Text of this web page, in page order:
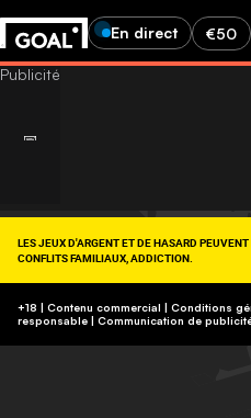
En direct €50
LES JEUX D'ARGENT ET DE HASARD
CONFLITS FAMILIAUX, ADDICTION.
https://www.joueurs-info-service.fr/
+18 | Contenu commercial | Conditions
responsable | Communication de